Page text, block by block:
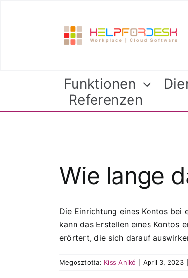
Funktionen
Referenzen
Wie lange
Die Einrichtung eines Kontos bei
kann das Erstellen eines Kontos
erörtert, die sich darauf
Megosztotta: Kiss Anikó April 3, 2023